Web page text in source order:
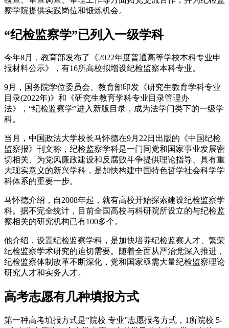
察学院提供实践岗位和锻炼机会。
“纪检监察学”已列入一级学科
今年8月，教育部发布了《2022年度普通高等学校本科专业申
报材料公示》，有16所高校拟增设纪检监察本科专业。
9月，国务院学位委员会、教育部印发《研究生教育学科专业
目录(2022年)》和《研究生教育学科专业目录管理办
法》，“纪检监察学”进入新版目录，成为法学门类下的一级学
科。
当月，中国政法大学校长马怀德在9月22日出版的《中国纪检
监察报》刊文称，纪检监察学科是一门同党和国家事业发展密
切相关、为党风廉政建设和反腐败斗争提供理论指导、具有重
大现实意义的新兴学科，是加快构建中国特色哲学社会科学学
科体系的重要一步。
马怀德介绍，自2008年起，就有高校开始探索建设纪检监察学
科。据不完全统计，目前全国高校与科研院所设立的与纪检监
察相关的研究机构已有100多个。
他介绍，设置纪检监察学科，是加快培养纪检监察人才、繁荣
纪检监察学术研究的迫切需要。随着全面从严治党深入推进，
纪检监察体制改革不断深化，党和国家亟需大量纪检监察理论
研究人才和实务人才。
高考志愿有几种填报方式
第一种高考填报方式是“院校 专业”志愿报考方式，1所院校 5-